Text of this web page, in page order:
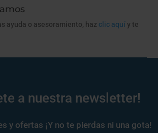
ayuda o asesoramiento, haz clic aquíy te
a nuestra newsletter!
y ofertas ¡Y no te pierdas ni una gota!